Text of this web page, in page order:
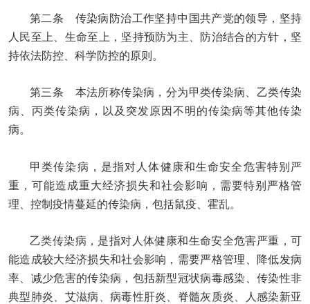
第二条 传染病防治工作坚持中国共产党的领导，坚持
人民至上、生命至上，坚持预防为主、防治结合的方针，坚
持依法防控、科学防控的原则。
第三条 本法所称传染病，分为甲类传染病、乙类传染
病、丙类传染病，以及突发原因不明的传染病等其他传染
病。
甲类传染病，是指对人体健康和生命安全危害特别严
重，可能造成重大经济损失和社会影响，需要特别严格管
理、控制疫情蔓延的传染病，包括鼠疫、霍乱。
乙类传染病，是指对人体健康和生命安全危害严重，可
能造成较大经济损失和社会影响，需要严格管理、降低发病
率、减少危害的传染病，包括新型冠状病毒感染、传染性非
典型肺炎、艾滋病、病毒性肝炎、脊髓灰质炎、人感染新亚